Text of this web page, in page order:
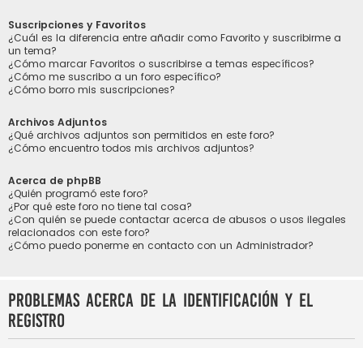
Suscripciones y Favoritos
¿Cuál es la diferencia entre añadir como Favorito y suscribirme a
un tema?
¿Cómo marcar Favoritos o suscribirse a temas específicos?
¿Cómo me suscribo a un foro específico?
¿Cómo borro mis suscripciones?
Archivos Adjuntos
¿Qué archivos adjuntos son permitidos en este foro?
¿Cómo encuentro todos mis archivos adjuntos?
Acerca de phpBB
¿Quién programó este foro?
¿Por qué este foro no tiene tal cosa?
¿Con quién se puede contactar acerca de abusos o usos ilegales
relacionados con este foro?
¿Cómo puedo ponerme en contacto con un Administrador?
Problemas acerca de la identificación y el
registro